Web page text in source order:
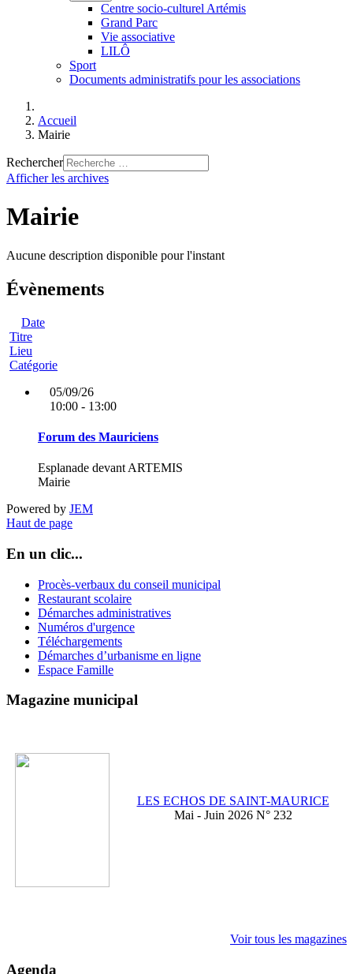
Centre socio-culturel Artémis
Grand Parc
Vie associative
LILÔ
Sport
Documents administratifs pour les associations
Accueil
Mairie
Rechercher
Afficher les archives
Mairie
Aucune description disponible pour l'instant
Évènements
Date
Titre
Lieu
Catégorie
05/09/26
10:00 - 13:00
Forum des Mauriciens
Esplanade devant ARTEMIS
Mairie
Powered by JEM
Haut de page
En un clic...
Procès-verbaux du conseil municipal
Restaurant scolaire
Démarches administratives
Numéros d'urgence
Téléchargements
Démarches d’urbanisme en ligne
Espace Famille
Magazine municipal
LES ECHOS DE SAINT-MAURICE
Mai - Juin 2026 N° 232
Voir tous les magazines
Agenda